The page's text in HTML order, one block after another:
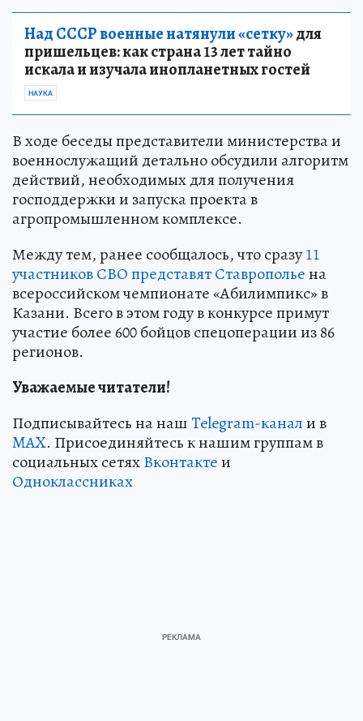
Над СССР военные натянули «сетку»для
пришельцев: как страна 13 лет тайно
искала и изучала инопланетных гостей
НАУКА
В ходе беседы представители министерства и
военнослужащий детально обсудили алгоритм
действий, необходимых для получения
господдержки и запуска проекта в
агропромышленном комплексе.
Между тем, ранее сообщалось, что сразу11
участников СВО представят Ставропольена
всероссийском чемпионате «Абилимпикс» в
Казани. Всего в этом году в конкурсе примут
участие более 600 бойцов спецоперации из 86
регионов.
Уважаемые читатели!
Подписывайтесь на нашTelegram-канали в
MAX. Присоединяйтесь к нашим группам в
социальных сетяхВконтактеи
Одноклассниках